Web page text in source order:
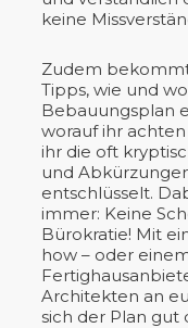
keine
Zudem
Tipps, wie und
Bebauungsplan
worauf ihr
ihr die oft
und
entschlüsselt.
immer: Keine
Bürokratie! Mit
how – oder
Architekten an
sich der Plan gut